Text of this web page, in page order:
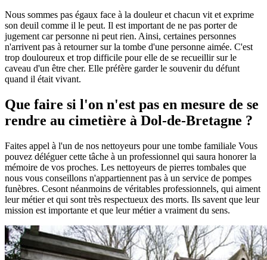
Nous sommes pas égaux face à la douleur et chacun vit et exprime
son deuil comme il le peut. Il est important de ne pas porter de
jugement car personne ni peut rien. Ainsi, certaines personnes
n'arrivent pas à retourner sur la tombe d'une personne aimée. C'est
trop douloureux et trop difficile pour elle de se recueillir sur le
caveau d'un être cher. Elle préfère garder le souvenir du défunt
quand il était vivant.
Que faire si l'on n'est pas en mesure de se
rendre au cimetière à Dol-de-Bretagne ?
Faites appel à l'un de nos nettoyeurs pour une tombe familiale Vous
pouvez déléguer cette tâche à un professionnel qui saura honorer la
mémoire de vos proches. Les nettoyeurs de pierres tombales que
nous vous conseillons n'appartiennent pas à un service de pompes
funèbres. Cesont néanmoins de véritables professionnels, qui aiment
leur métier et qui sont très respectueux des morts. Ils savent que leur
mission est importante et que leur métier a vraiment du sens.